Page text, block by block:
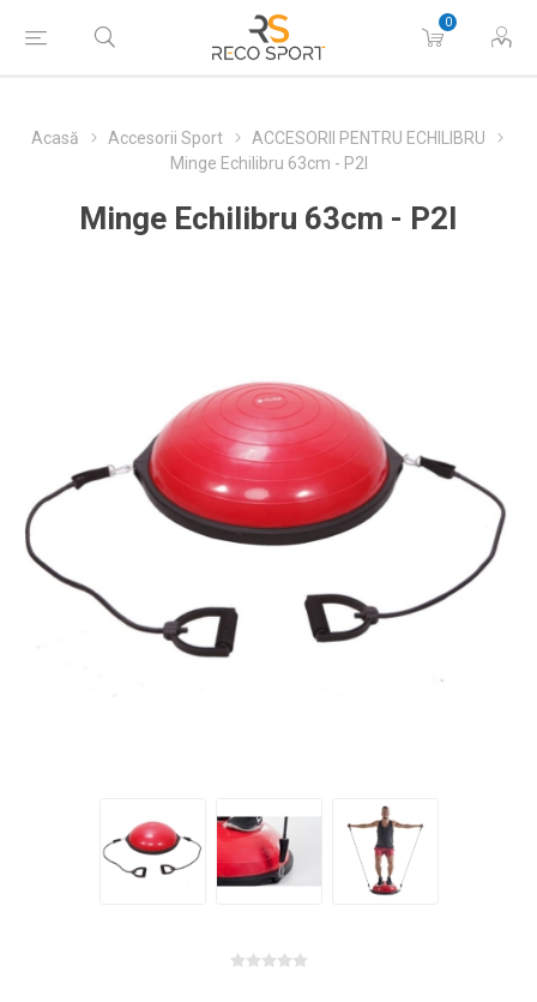
0
Acasă Accesorii Sport
ACCESORII PENTRU ECHILIBRU
Minge Echilibru 63cm - P2I
Minge Echilibru 63cm - P2I